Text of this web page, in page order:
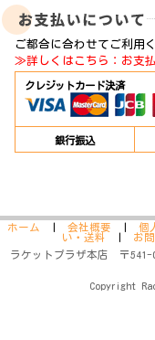
ご都合に合わせてご利用
≫詳しくはこちら：お支
クレジットカード決済
銀行振込
ホーム 会社概要 個
い・送料
お
ラケットプラザ本店 〒541-
Copyright